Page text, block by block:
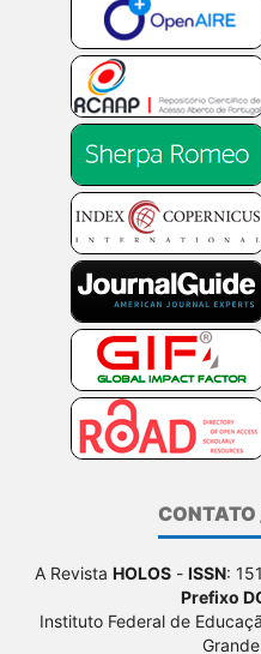
CONTATO
A Revista HOLOS - ISSN:
Prefixo
Instituto Federal de